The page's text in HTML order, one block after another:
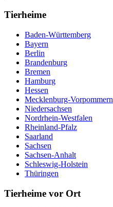
Tierheime
Baden-Württemberg
Bayern
Berlin
Brandenburg
Bremen
Hamburg
Hessen
Mecklenburg-Vorpommern
Niedersachsen
Nordrhein-Westfalen
Rheinland-Pfalz
Saarland
Sachsen
Sachsen-Anhalt
Schleswig-Holstein
Thüringen
Tierheime vor Ort